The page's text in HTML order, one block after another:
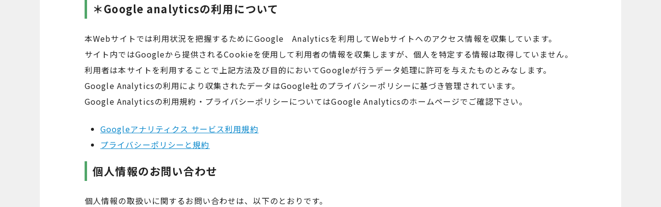
＊Google analyticsの利用について
本Webサイトでは利用状況を把握するためにGoogle Analyticsを利用してWebサイトへのアクセス情報を収集しています。
サイト内ではGoogleから提供されるCookieを使用して利用者の情報を収集しますが、個人を特定する情報は取得していません。
利用者は本サイトを利用することで上記方法及び目的においてGoogleが行うデータ処理に許可を与えたものとみなします。
Google Analyticsの利用により収集されたデータはGoogle社のプライバシーポリシーに基づき管理されています。
Google Analyticsの利用規約・プライバシーポリシーについてはGoogle Analyticsのホームページでご確認下さい。
Googleアナリティクス サービス利用規約
プライバシーポリシーと規約
個人情報のお問い合わせ
個人情報の取扱いに関するお問い合わせは、以下のとおりです。